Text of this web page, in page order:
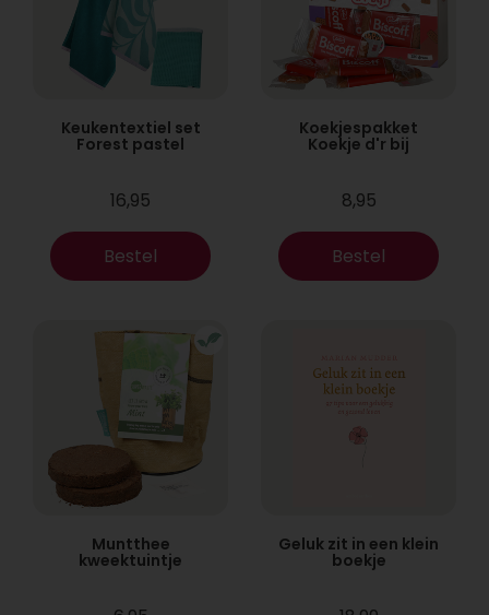
Keukentextiel set
Forest pastel
16,95
Bestel
Koekjespakket
Koekje d'r bij
8,95
Bestel
Muntthee
kweektuintje
Geluk zit in een klein
boekje